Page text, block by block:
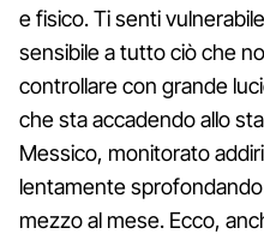
e fisico. Ti senti
sensibile a tutto ciò che
controllare con grande
che sta accadendo allo
Messico, monitorato
lentamente
mezzo al mese. Ecco,